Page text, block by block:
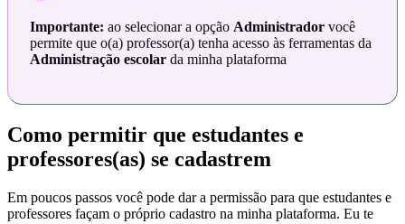
Importante: ao selecionar a opção Administrador você
permite que o(a) professor(a) tenha acesso às ferramentas da
Administração escolar da minha plataforma
Como permitir que estudantes e
professores(as) se cadastrem
Em poucos passos você pode dar a permissão para que estudantes e
professores façam o próprio cadastro na minha plataforma. Eu te